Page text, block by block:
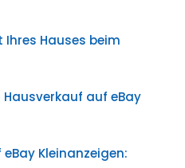
Ihres Hauses beim
auf eBay
Kleinanzeigen: